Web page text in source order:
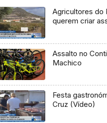
Agricultores do
querem criar
Assalto no
Machico
Festa
Cruz (Vídeo)